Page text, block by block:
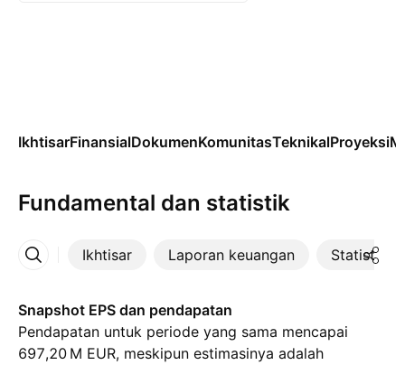
IkhtisarFinansialDokumenKomunitasTeknikalProyeksi
Fundamental dan statistik
Ikhtisar Laporan keuangan Statistik
Lainnya
Snapshot EPS dan pendapatan
Pendapatan untuk periode yang sama mencapai
‪697,20 M‬ EUR, meskipun estimasinya adalah